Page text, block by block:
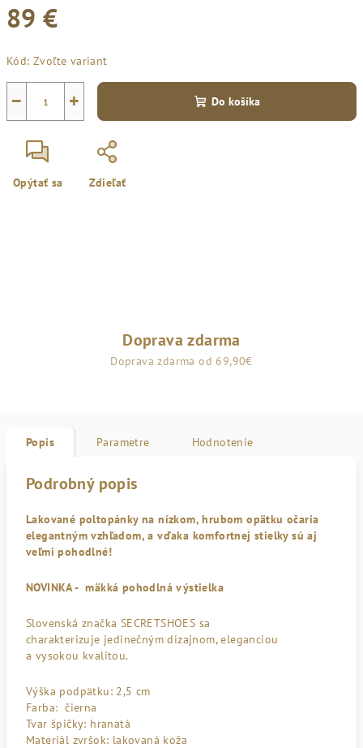
89 €
cena:
Kód: Zvoľte variant
+
− Do košíka
Opýtať sa Zdieľať
Doprava zdarma
Doprava zdarma od 69,90€
Popis Parametre Hodnotenie
Podrobný popis
Lakované poltopánky na nízkom, hrubom opätku očaria
elegantným vzhľadom, a vďaka komfortnej stielky sú aj
veľmi pohodlné!
NOVINKA - mäkká pohodlná výstielka
Slovenská značka SECRETSHOES sa
charakterizuje jedinečným dizajnom, eleganciou
a vysokou kvalitou.
Výška podpätku: 2,5 cm
Farba: čierna
Tvar špičky: hranatá
Materiál zvršok: lakovaná koža